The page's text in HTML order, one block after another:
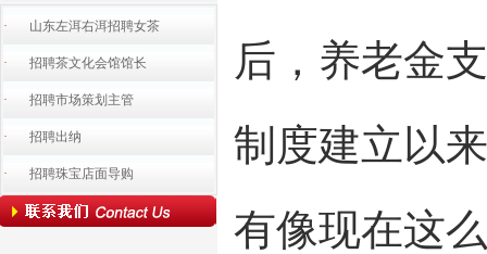
· 山东左洱右洱招聘女茶
· 招聘茶文化会馆馆长
· 招聘市场策划主管
· 招聘出纳
· 招聘珠宝店面导购
后，养老金
制度建立以
有像现在这